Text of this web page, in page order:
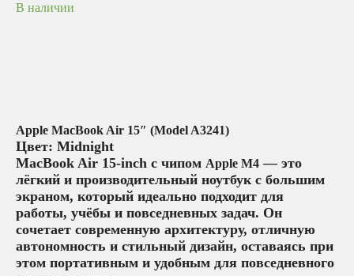
В наличии
Apple MacBook Air 15″ (Model A3241)
Цвет: Midnight
MacBook Air 15-inch с чипом Apple M4 — это
лёгкий и производительный ноутбук с большим
экраном, который идеально подходит для
работы, учёбы и повседневных задач. Он
сочетает современную архитектуру, отличную
автономность и стильный дизайн, оставаясь при
этом портативным и удобным для повседневного